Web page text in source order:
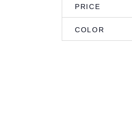
PRICE
COLOR